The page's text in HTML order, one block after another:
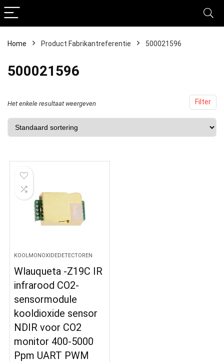
Home Product Fabrikantreferentie ‎500021596
‎500021596
Filter
Het enkele resultaat weergeven
KOOLMONOXIDEDETECTOREN
Wlauqueta -Z19C IR
infrarood CO2-
sensormodule
kooldioxide sensor
NDIR voor CO2
monitor 400-5000
Ppm UART PWM